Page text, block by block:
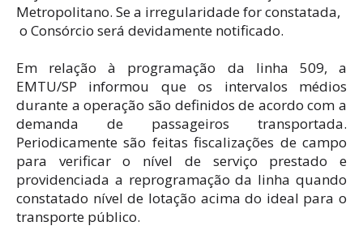
Metropolitano. Se a irregularidade for constatada,
o Consórcio será devidamente notificado.
Em relação à programação da linha 509, a
EMTU/SP informou que os intervalos médios
durante a operação são definidos de acordo com a
demanda de passageiros transportada.
Periodicamente são feitas fiscalizações de campo
para verificar o nível de serviço prestado e
providenciada a reprogramação da linha quando
constatado nível de lotação acima do ideal para o
transporte público.